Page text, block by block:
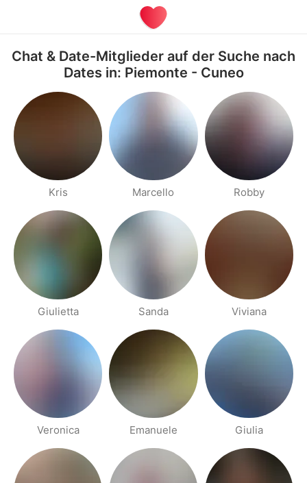
Chat & Date-Mitglieder auf der Suche nach
Dates in: Piemonte - Cuneo
Kris Marcello Robby
Giulietta Sanda Viviana
Veronica Emanuele Giulia